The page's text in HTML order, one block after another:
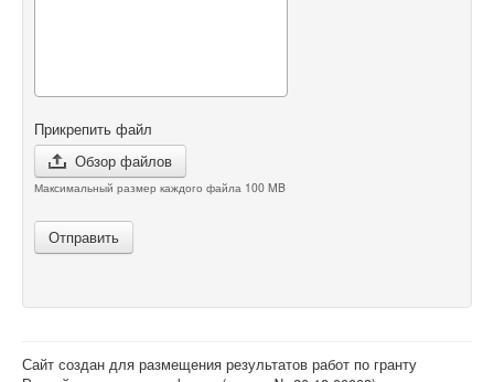
Прикрепить файл
Обзор файлов
Максимальный размер каждого файла 100 MB
Отправить
Сайт создан для размещения результатов работ по гранту